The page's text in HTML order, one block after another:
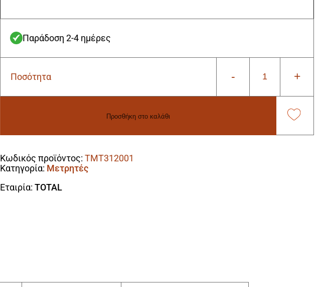
Παράδοση 2-4 ημέρες
Ποσότητα -
Total
+
Προσθήκη στο καλάθι
Κωδικός προϊόντος:TMT312001
Κατηγορία: Μετρητές
Εταιρία: TOTAL